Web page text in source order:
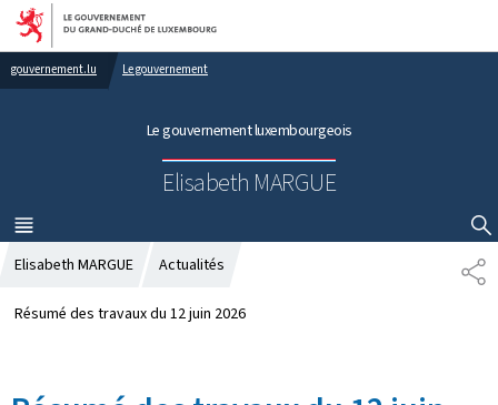
Aller au menu principal
Aller au contenu
gouvernement.lu Le gouvernement
Le gouvernement luxembourgeois
Elisabeth MARGUE
MENU
PRINCIPAL
AFFICHER / MASQUER LA RECHERCHE
P
A
Elisabeth MARGUE Actualités
Résumé des travaux du 12 juin 2026